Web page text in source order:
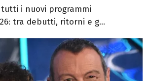
tutti i nuovi programmi
tra debutti, ritorni e g...